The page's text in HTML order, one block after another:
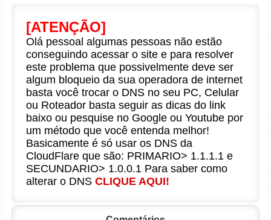
[ATENÇÃO]
Olá pessoal algumas pessoas não estão
conseguindo acessar o site e para resolver
este problema que possivelmente deve ser
algum bloqueio da sua operadora de internet
basta você trocar o DNS no seu PC, Celular
ou Roteador basta seguir as dicas do link
baixo ou pesquise no Google ou Youtube por
um método que você entenda melhor!
Basicamente é só usar os DNS da
CloudFlare que são: PRIMARIO> 1.1.1.1 e
SECUNDARIO> 1.0.0.1 Para saber como
alterar o DNS CLIQUE AQUI!